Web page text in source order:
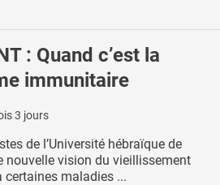
: Quand c’est la
immunitaire
3 jours
de l’Université hébraïque de
nouvelle vision du vieillissement
maladies ...